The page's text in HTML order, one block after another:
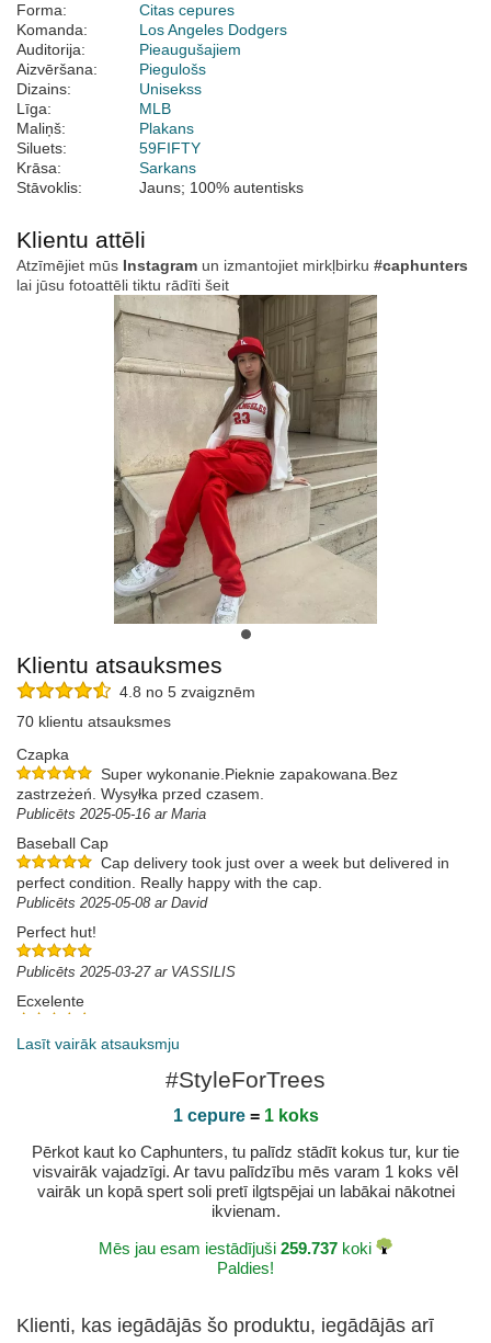
Forma:
Citas cepures
Komanda:
Los Angeles Dodgers
Auditorija:
Pieaugušajiem
Aizvēršana:
Piegulošs
Dizains:
Unisekss
Līga:
MLB
Maliņš:
Plakans
Siluets:
59FIFTY
Krāsa:
Sarkans
Stāvoklis:
Jauns; 100% autentisks
Klientu attēli
Atzīmējiet mūs Instagram un izmantojiet mirkļbirku #caphunters
lai jūsu fotoattēli tiktu rādīti šeit
Klientu atsauksmes
4.8 no 5 zvaigznēm
70 klientu atsauksmes
Czapka
Super wykonanie.Pieknie zapakowana.Bez
zastrzeżeń. Wysyłka przed czasem.
Publicēts 2025-05-16 ar Maria
Baseball Cap
Cap delivery took just over a week but delivered in
perfect condition. Really happy with the cap.
Publicēts 2025-05-08 ar David
Perfect hut!
Publicēts 2025-03-27 ar VASSILIS
Ecxelente
en la página web cómo en la entrega y llegada del producto estoy
Publicēts 2025-03-21 ar Jhon
Lasīt vairāk atsauksmju
#StyleForTrees
1 cepure= 1 koks
Pērkot kaut ko Caphunters, tu palīdz stādīt kokus tur, kur tie
visvairāk vajadzīgi. Ar tavu palīdzību mēs varam 1 koks vēl
vairāk un kopā spert soli pretī ilgtspējai un labākai nākotnei
ikvienam.
Mēs jau esam iestādījuši 259.737 koki
Paldies!
Klienti, kas iegādājās šo produktu, iegādājās arī